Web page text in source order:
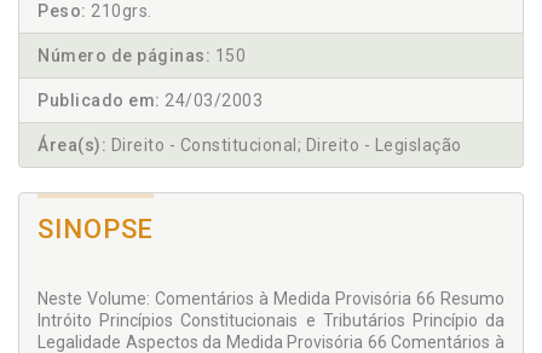
Peso: 210grs.
Número de páginas: 150
Publicado em: 24/03/2003
Área(s): Direito - Constitucional; Direito - Legislação
SINOPSE
Neste Volume: Comentários à Medida Provisória 66 Resumo
Intróito Princípios Constitucionais e Tributários Princípio da
Legalidade Aspectos da Medida Provisória 66 Comentários à